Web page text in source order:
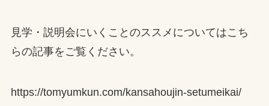
見学・説明会にいくことのススメについてはこち
らの記事をご覧ください。
https://tomyumkun.com/kansahoujin-setumeikai/ ‎